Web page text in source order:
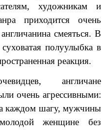
художникам и
приходится очень
смеяться. В
полуулыбка в
реакция.
англичане
очень агрессивными:
каждом шагу, мужчины
женщине без